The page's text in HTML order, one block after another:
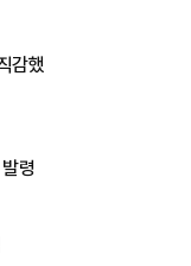
감했
령